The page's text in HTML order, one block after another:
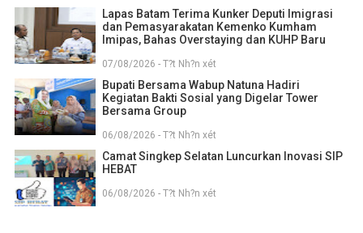
Lapas Batam Terima Kunker Deputi Imigrasi
dan Pemasyarakatan Kemenko Kumham
Imipas, Bahas Overstaying dan KUHP Baru
07/08/2026 - T?t Nh?n xét
Bupati Bersama Wabup Natuna Hadiri
Kegiatan Bakti Sosial yang Digelar Tower
Bersama Group
06/08/2026 - T?t Nh?n xét
Camat Singkep Selatan Luncurkan Inovasi SIP
HEBAT
06/08/2026 - T?t Nh?n xét